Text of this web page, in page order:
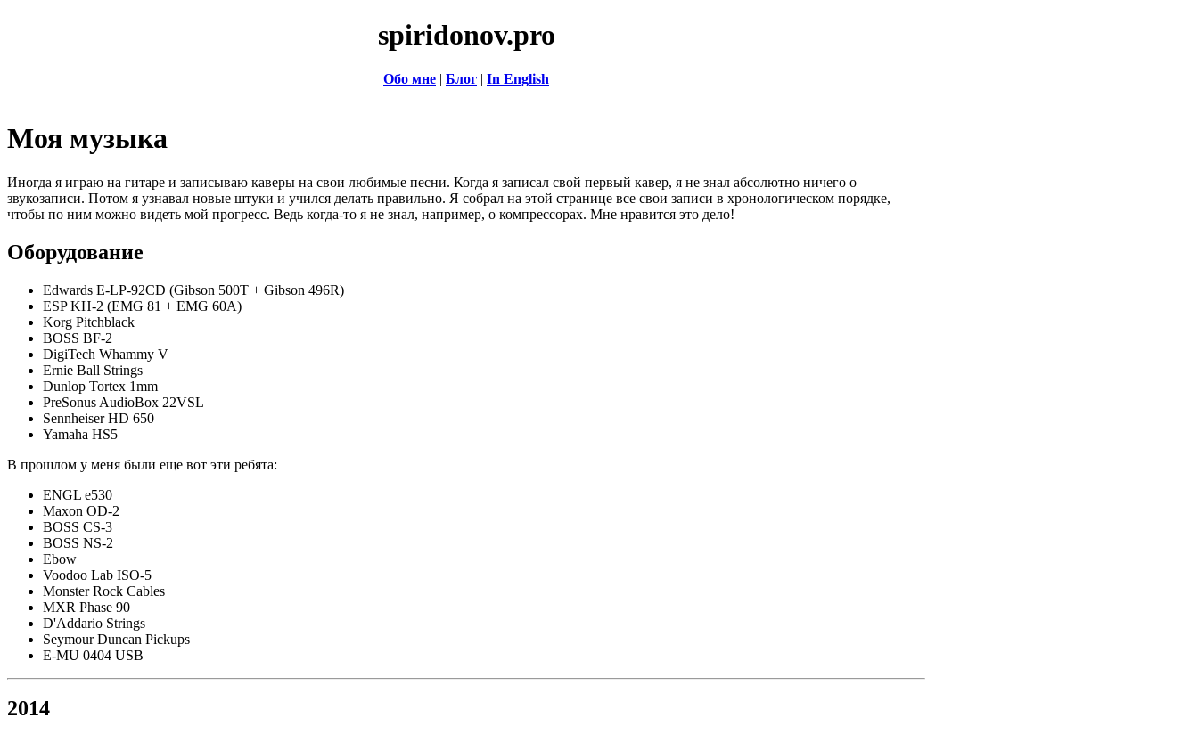
spiridonov.pro
Обо мне | Блог | In English
Моя музыка
Иногда я играю на гитаре и записываю каверы на свои любимые песни. Когда я записал свой первый кавер, я не знал абсолютно ничего о
звукозаписи. Потом я узнавал новые штуки и учился делать правильно. Я собрал на этой странице все свои записи в хронологическом порядке,
чтобы по ним можно видеть мой прогресс. Ведь когда-то я не знал, например, о компрессорах. Мне нравится это дело!
Оборудование
Edwards E-LP-92CD (Gibson 500T + Gibson 496R)
ESP KH-2 (EMG 81 + EMG 60A)
Korg Pitchblack
BOSS BF-2
DigiTech Whammy V
Ernie Ball Strings
Dunlop Tortex 1mm
PreSonus AudioBox 22VSL
Sennheiser HD 650
Yamaha HS5
В прошлом у меня были еще вот эти ребята:
ENGL e530
Maxon OD-2
BOSS CS-3
BOSS NS-2
Ebow
Voodoo Lab ISO-5
Monster Rock Cables
MXR Phase 90
D'Addario Strings
Seymour Duncan Pickups
E-MU 0404 USB
2014